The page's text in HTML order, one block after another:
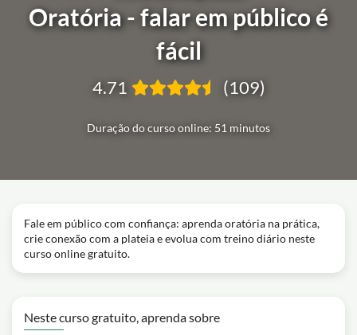
Oratória - falar em público é
fácil
Duração do curso online: 51 minutos
4.71 (109)
Fale em público com confiança: aprenda oratória na prática,
crie conexão com a plateia e evolua com treino diário neste
curso online gratuito.
Neste curso gratuito, aprenda sobre